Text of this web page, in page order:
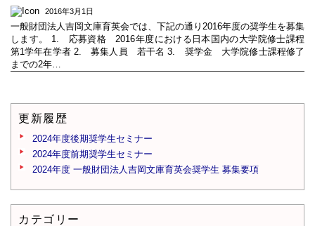
2016年3月1日
一般財団法人吉岡文庫育英会では、下記の通り2016年度の奨学生を募集
します。 1. 応募資格 2016年度における日本国内の大学院修士課程
第1学年在学者 2. 募集人員 若干名 3. 奨学金 大学院修士課程修了
までの2年…
更新履歴
2024年度後期奨学生セミナー
2024年度前期奨学生セミナー
2024年度 一般財団法人吉岡文庫育英会奨学生 募集要項
カテゴリー